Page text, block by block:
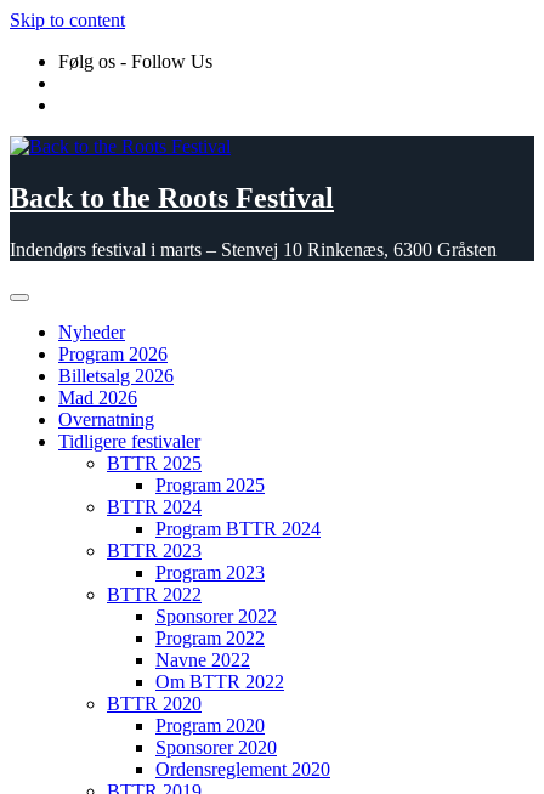
Skip to content
Følg os - Follow Us
Back to the Roots Festival
Indendørs festival i marts – Stenvej 10 Rinkenæs, 6300 Gråsten
Nyheder
Program 2026
Billetsalg 2026
Mad 2026
Overnatning
Tidligere festivaler
BTTR 2025
Program 2025
BTTR 2024
Program BTTR 2024
BTTR 2023
Program 2023
BTTR 2022
Sponsorer 2022
Program 2022
Navne 2022
Om BTTR 2022
BTTR 2020
Program 2020
Sponsorer 2020
Ordensreglement 2020